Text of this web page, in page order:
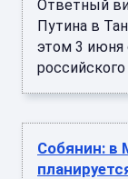
Ответный
Путина в
этом 3 июня
Собянин: в